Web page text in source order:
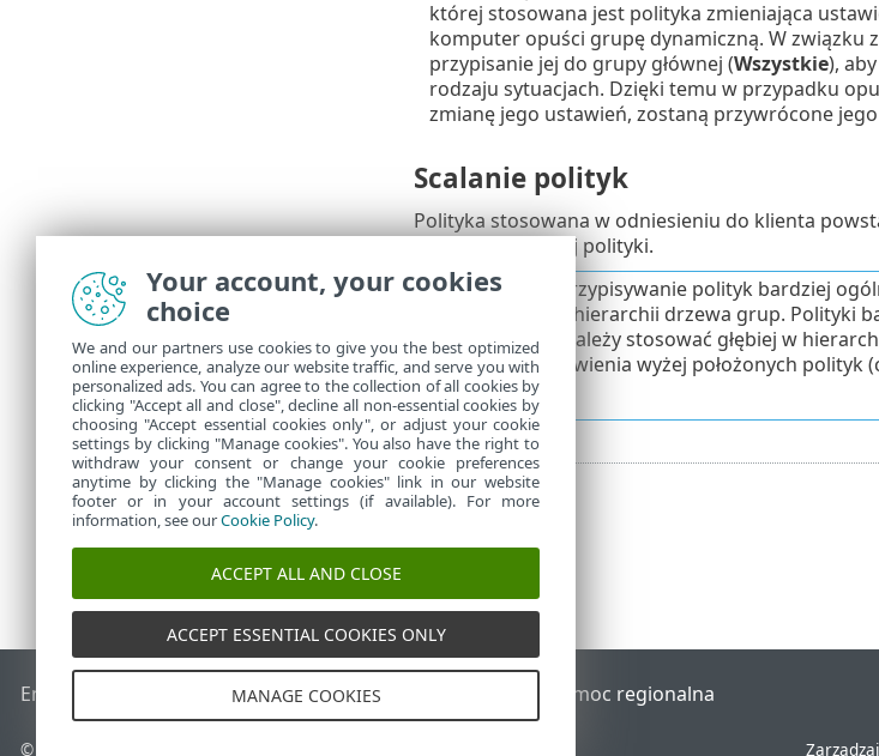
której stosowana jest polityka zmieniająca
komputer opuści grupę dynamiczną. W związku
przypisanie jej do grupy głównej (Wszystkie),
rodzaju sytuacjach. Dzięki temu w przypadku
zmianę jego ustawień, zostaną przywrócone
Scalanie polityk
Polityka stosowana w odniesieniu do klienta
jednej ostatecznej polityki.
Zalecamy przypisywanie polityk bardziej
się wyżej w hierarchii drzewa grup. Polityki
urządzeń) należy stosować głębiej w
zwykle ustawienia wyżej położonych polityk
polityk).
End of Life Baza wiedzy ESETForum ESET Pomoc regionalna
© 1992 - 2026 ESET, spol. s r.o. – Wszelkie prawa zastrzeżone.
Your account, your cookies
choice
We and our partners use cookies to give you the best optimized
online experience, analyze our website traffic, and serve you with
personalized ads. You can agree to the collection of all cookies by
clicking "Accept all and close", decline all non-essential cookies by
choosing "Accept essential cookies only", or adjust your cookie
settings by clicking "Manage cookies". You also have the right to
withdraw your consent or change your cookie preferences
anytime by clicking the "Manage cookies" link in our website
footer or in your account settings (if available). For more
information, see ourCookie Policy.
ACCEPT ALL AND CLOSE
ACCEPT ESSENTIAL COOKIES ONLY
MANAGE COOKIES